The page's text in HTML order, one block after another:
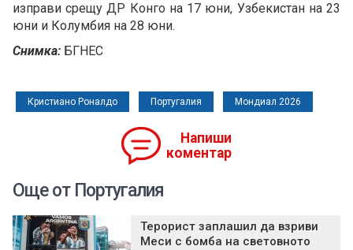
изправи срещу ДР Конго на 17 юни, Узбекистан на 23
юни и Колумбия на 28 юни.
Снимка: БГНЕС
Кристиано Роналдо Португалия Мондиал 2026
Напиши
коментар
Още от Португалия
Терорист заплашил да взриви
Меси с бомба на световното